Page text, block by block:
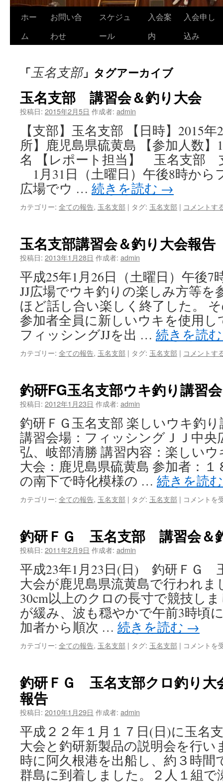
コ
ツ
へ
キ
プ
ホー
ム
お問い合
わせ
スケジュ
ール
入会案
内
入会申し
込み
「玉名支部」タグアーカイブ
玉名支部 講習会＆釣り大会
投稿日: 2015年2月5日 作成者: admin
【支部】玉名支部 【日時】2015
所】鹿児島県硫黄島 【参加人数
名 【レポート担当】 玉名支
1月31日（土曜日）午後8時から
広場でウ … 続きを読む →
カテゴリー: 全ての報告, 玉名支部 | タグ: 玉名支部 | コメントす
玉名支部講習会＆釣り大会報告
投稿日: 2013年1月28日 作成者: admin
平成25年1月26日（土曜日）午後
JJ広場でウキ釣りの楽しみ方等を
ほど話し合い楽しく終了した。
参加者全員に新しいウキを使用
フィッシングJJを出 … 続きを読
カテゴリー: 全ての報告, 玉名支部 | タグ: 玉名支部 | コメントす
釣研FG玉名支部ウキ釣り講習
投稿日: 2012年1月23日 作成者: admin
釣研ＦＧ玉名支部 楽しいウキ釣
講習会場：フィッシングＪＪ中央
弘、岐部清勝 講習内容：楽しい
大会：鹿児島県硫黄島 参加者：
の南下で時化模様の … 続きを読
カテゴリー: 全ての報告, 玉名支部 | タグ: 玉名支部 | 釣
玉
名
ウ
釣
り
講
習
会
釣
会
は
コメントを
釣研ＦＧ 玉名支部 講習会＆
投稿日: 2011年2月9日 作成者: admin
平成23年1月23日(日) 釣研ＦＧ
大会が鹿児島県流黄島で行われま
30cm以上のクロの長寸で競技し
が緩み、波も穏やかで午前3時頃
加者から順次 … 続きを読む →
カテゴリー: 全ての報告, 玉名支部 | タグ: 玉名支部 | 釣
Ｇ
玉
講
習
会
＆
釣
り
コメントを
釣研ＦＧ 玉名支部クロ釣り大
報告
投稿日: 2010年1月29日 作成者: admin
平成２２年１月１７日(日)に玉名
大会と釣研新製品の説明会を行い
時に阿久根港を出船し、約３時間
群島に到着しました。２人１組